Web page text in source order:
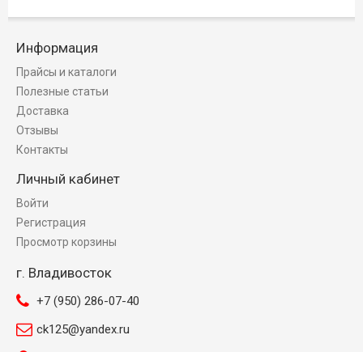
Информация
Прайсы и каталоги
Полезные статьи
Доставка
Отзывы
Контакты
Личный кабинет
Войти
Регистрация
Просмотр корзины
г. Владивосток
+7 (950) 286-07-40
ck125@yandex.ru